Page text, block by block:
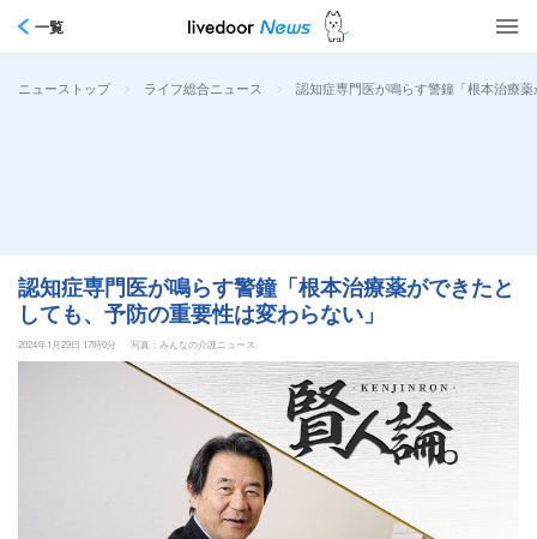
一覧
ニューストップ > ライフ総合ニュース > 認知症専門医が鳴らす警鐘「根本治療
認知症専門医が鳴らす警鐘「根本治療薬ができたと
しても、予防の重要性は変わらない」
2024年1月29日 17時0分 写真：みんなの介護ニュース